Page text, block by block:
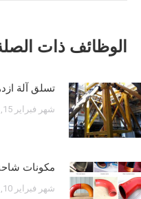
الوظائف ذات
تسلق آلة
شهر فبراير 15, 2019
مكونات
شهر فبراير 10, 2019